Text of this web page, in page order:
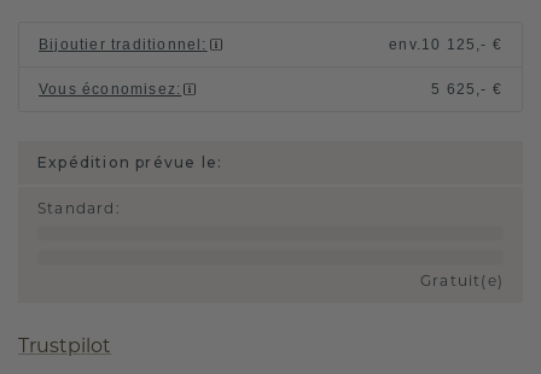
Bijoutier traditionnel : env. 10 125,- €
Vous économisez: 5 625,- €
Expédition prévue le:
Standard :
Gratuit(e)
Trustpilot